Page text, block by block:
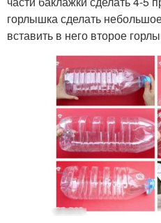
горлышка сделать
вставить в него второе